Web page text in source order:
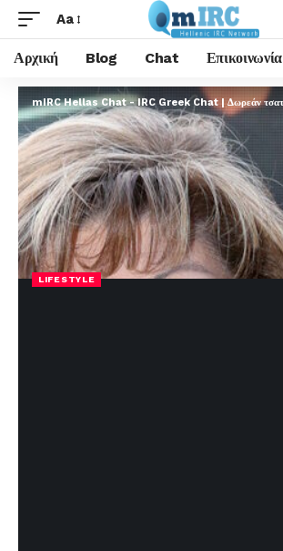
Aa
Αρχική Blog Chat Επικοινωνία
LIFESTYLE